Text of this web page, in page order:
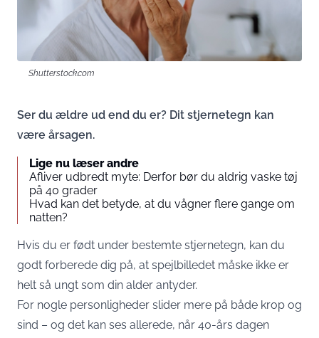
Shutterstock.com
Ser du ældre ud end du er? Dit stjernetegn kan
være årsagen.
Lige nu læser andre
Afliver udbredt myte: Derfor bør du aldrig vaske tøj
på 40 grader
Hvad kan det betyde, at du vågner flere gange om
natten?
Hvis du er født under bestemte stjernetegn, kan du
godt forberede dig på, at spejlbilledet måske ikke er
helt så ungt som din alder antyder.
For nogle personligheder slider mere på både krop og
sind – og det kan ses allerede, når 40-års dagen